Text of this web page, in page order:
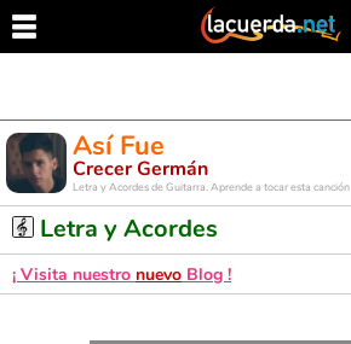
Así Fue
Crecer Germán
Letra y Acordes de Guitarra. Aprende a tocar esta canción
Letra y Acordes
¡ Visita nuestro nuevo Blog !